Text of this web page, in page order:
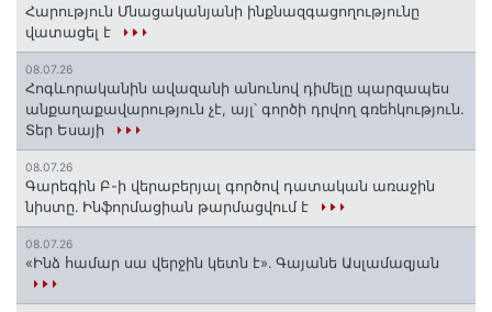
Հարություն Մնացականյանի ինքնազգացողությունը
վատացել է
08.07.26
Հոգևորականին ավազանի անունով դիմելը պարզապես
անքաղաքավարություն չէ, այլ՝ գործի դրվող գռեհկություն.
Տեր Եսայի
08.07.26
Գարեգին Բ-ի վերաբերյալ գործով դատական առաջին
նիստը․ Ինֆորմացիան թարմացվում է
08.07.26
«Ինձ համար սա վերջին կետն է»․ Գայանե Ասլամազյան